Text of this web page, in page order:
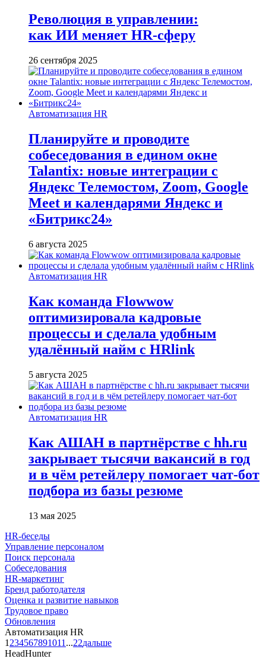
Революция в управлении:
как ИИ меняет HR-сферу
26 сентября 2025
Автоматизация HR
Планируйте и проводите
собеседования в едином окне
Talantix: новые интеграции с
Яндекс Телемостом, Zoom, Google
Meet и календарями Яндекс и
«Битрикс24»
6 августа 2025
Автоматизация HR
Как команда Flowwow
оптимизировала кадровые
процессы и сделала удобным
удалённый найм с HRlink
5 августа 2025
Автоматизация HR
Как АШАН в партнёрстве с hh.ru
закрывает тысячи вакансий в год
и в чём ретейлеру помогает чат-бот
подбора из базы резюме
13 мая 2025
HR-беседы
Управление персоналом
Поиск персонала
Собеседования
HR-маркетинг
Бренд работодателя
Оценка и развитие навыков
Трудовое право
Обновления
Автоматизация HR
1 234567891011 ...22дальше
HeadHunter